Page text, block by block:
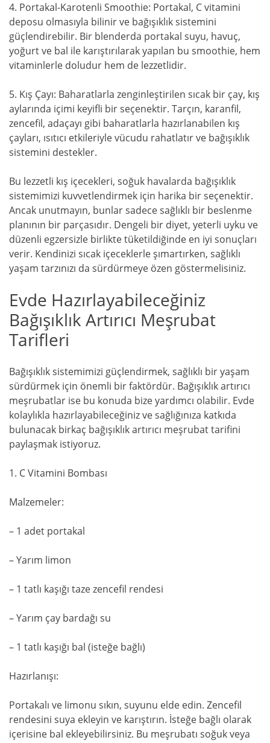
4. Portakal-Karotenli Smoothie: Portakal, C vitamini
deposu olmasıyla bilinir ve bağışıklık sistemini
güçlendirebilir. Bir blenderda portakal suyu, havuç,
yoğurt ve bal ile karıştırılarak yapılan bu smoothie, hem
vitaminlerle doludur hem de lezzetlidir.
5. Kış Çayı: Baharatlarla zenginleştirilen sıcak bir çay, kış
aylarında içimi keyifli bir seçenektir. Tarçın, karanfil,
zencefil, adaçayı gibi baharatlarla hazırlanabilen kış
çayları, ısıtıcı etkileriyle vücudu rahatlatır ve bağışıklık
sistemini destekler.
Bu lezzetli kış içecekleri, soğuk havalarda bağışıklık
sistemimizi kuvvetlendirmek için harika bir seçenektir.
Ancak unutmayın, bunlar sadece sağlıklı bir beslenme
planının bir parçasıdır. Dengeli bir diyet, yeterli uyku ve
düzenli egzersizle birlikte tüketildiğinde en iyi sonuçları
verir. Kendinizi sıcak içeceklerle şımartırken, sağlıklı
yaşam tarzınızı da sürdürmeye özen göstermelisiniz.
Evde Hazırlayabileceğiniz
Bağışıklık Artırıcı Meşrubat
Tarifleri
Bağışıklık sistemimizi güçlendirmek, sağlıklı bir yaşam
sürdürmek için önemli bir faktördür. Bağışıklık artırıcı
meşrubatlar ise bu konuda bize yardımcı olabilir. Evde
kolaylıkla hazırlayabileceğiniz ve sağlığınıza katkıda
bulunacak birkaç bağışıklık artırıcı meşrubat tarifini
paylaşmak istiyoruz.
1. C Vitamini Bombası
Malzemeler:
– 1 adet portakal
– Yarım limon
– 1 tatlı kaşığı taze zencefil rendesi
– Yarım çay bardağı su
– 1 tatlı kaşığı bal (isteğe bağlı)
Hazırlanışı:
Portakalı ve limonu sıkın, suyunu elde edin. Zencefil
rendesini suya ekleyin ve karıştırın. İsteğe bağlı olarak
içerisine bal ekleyebilirsiniz. Bu meşrubatı soğuk veya